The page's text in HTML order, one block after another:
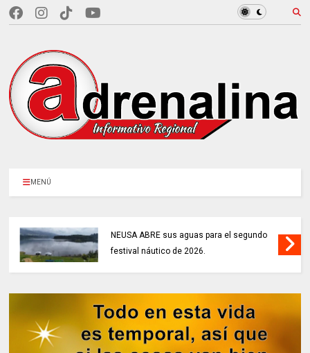
MENÚ
NEUSA ABRE sus aguas para el segundo
festival náutico de 2026.